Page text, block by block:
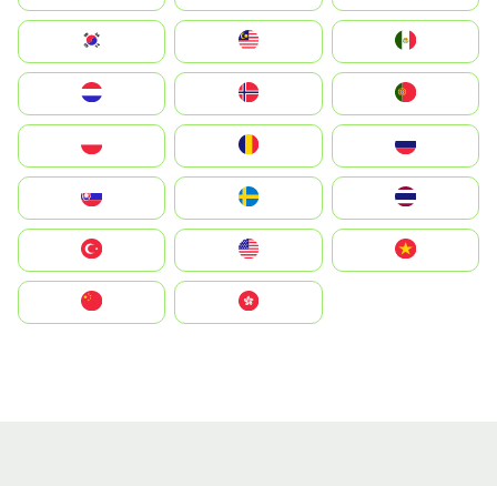
South Korea
United States
中國香港特別行政區